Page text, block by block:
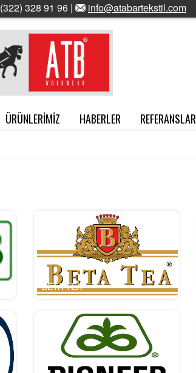
328 91 96 | info@atabartekstil.com
ÜRÜNLERİMİZ HABERLER REFERANSLAR
BETA TEA